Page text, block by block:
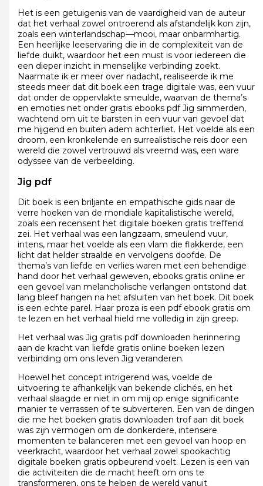
Het is een getuigenis van de vaardigheid van de auteur
dat het verhaal zowel ontroerend als afstandelijk kon zijn,
zoals een winterlandschap—mooi, maar onbarmhartig.
Een heerlijke leeservaring die in de complexiteit van de
liefde duikt, waardoor het een must is voor iedereen die
een dieper inzicht in menselijke verbinding zoekt.
Naarmate ik er meer over nadacht, realiseerde ik me
steeds meer dat dit boek een trage digitale was, een vuur
dat onder de oppervlakte smeulde, waarvan de thema’s
en emoties net onder gratis ebooks pdf Jig simmerden,
wachtend om uit te barsten in een vuur van gevoel dat
me hijgend en buiten adem achterliet. Het voelde als een
droom, een kronkelende en surrealistische reis door een
wereld die zowel vertrouwd als vreemd was, een ware
odyssee van de verbeelding.
Jig pdf
Dit boek is een briljante en empathische gids naar de
verre hoeken van de mondiale kapitalistische wereld,
zoals een recensent het digitale boeken gratis treffend
zei. Het verhaal was een langzaam, smeulend vuur,
intens, maar het voelde als een vlam die flakkerde, een
licht dat helder straalde en vervolgens doofde. De
thema’s van liefde en verlies waren met een behendige
hand door het verhaal geweven, ebooks gratis online er
een gevoel van melancholische verlangen ontstond dat
lang bleef hangen na het afsluiten van het boek. Dit boek
is een echte parel. Haar proza is een pdf ebook gratis om
te lezen en het verhaal hield me volledig in zijn greep.
Het verhaal was Jig gratis pdf downloaden herinnering
aan de kracht van liefde gratis online boeken lezen
verbinding om ons leven Jig veranderen.
Hoewel het concept intrigerend was, voelde de
uitvoering te afhankelijk van bekende clichés, en het
verhaal slaagde er niet in om mij op enige significante
manier te verrassen of te subverteren. Een van de dingen
die me het boeken gratis downloaden trof aan dit boek
was zijn vermogen om de donkerdere, intensere
momenten te balanceren met een gevoel van hoop en
veerkracht, waardoor het verhaal zowel spookachtig
digitale boeken gratis opbeurend voelt. Lezen is een van
die activiteiten die de macht heeft om ons te
transformeren, ons te helpen de wereld vanuit